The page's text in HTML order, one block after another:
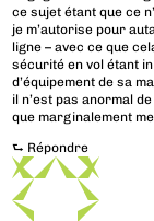
ce sujet étant que ce
je m’autorise pour
ligne – avec ce que
sécurité en vol étant
d’équipement de sa
il n’est pas anormal
que marginalement
⮑ Répondre